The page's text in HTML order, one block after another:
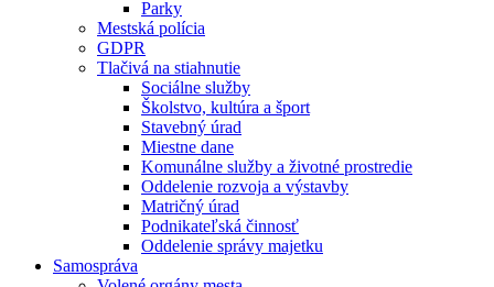
Parky
Mestská polícia
GDPR
Tlačivá na stiahnutie
Sociálne služby
Školstvo, kultúra a šport
Stavebný úrad
Miestne dane
Komunálne služby a životné prostredie
Oddelenie rozvoja a výstavby
Matričný úrad
Podnikateľská činnosť
Oddelenie správy majetku
Samospráva